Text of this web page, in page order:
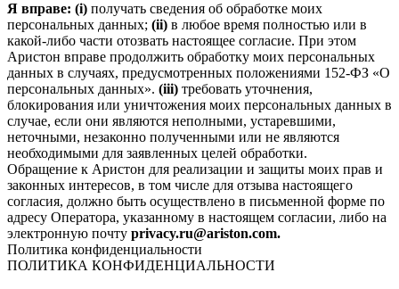
Я вправе: (i) получать сведения об обработке моих
персональных данных; (ii) в любое время полностью или в
какой-либо части отозвать настоящее согласие. При этом
Аристон вправе продолжить обработку моих персональных
данных в случаях, предусмотренных положениями 152-ФЗ «О
персональных данных». (iii) требовать уточнения,
блокирования или уничтожения моих персональных данных в
случае, если они являются неполными, устаревшими,
неточными, незаконно полученными или не являются
необходимыми для заявленных целей обработки.
Обращение к Аристон для реализации и защиты моих прав и
законных интересов, в том числе для отзыва настоящего
согласия, должно быть осуществлено в письменной форме по
адресу Оператора, указанному в настоящем согласии, либо на
электронную почту privacy.ru@ariston.com.
Политика конфиденциальности
ПОЛИТИКА КОНФИДЕНЦИАЛЬНОСТИ